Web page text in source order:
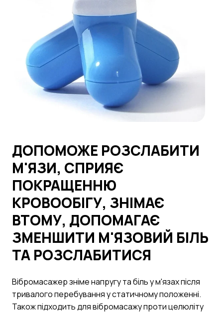
ДОПОМОЖЕ РОЗСЛАБИТИ
М'ЯЗИ, СПРИЯЄ
ПОКРАЩЕННЮ
КРОВООБІГУ, ЗНІМАЄ
ВТОМУ, ДОПОМАГАЄ
ЗМЕНШИТИ М'ЯЗОВИЙ БІЛЬ
ТА РОЗСЛАБИТИСЯ
Вібромасажер зніме напругу та біль у м'язах після
тривалого перебування у статичному положенні.
Також підходить для вібромасажу проти целюліту